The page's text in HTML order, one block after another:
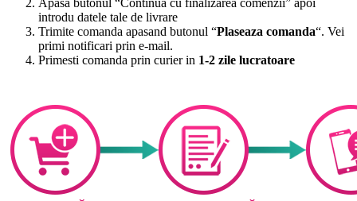
Apasa butonul “Continua cu finalizarea comenzii” apoi
introdu datele tale de livrare
Trimite comanda apasand butonul “Plaseaza comanda“. Vei
primi notificari prin e-mail.
Primesti comanda prin curier in 1-2 zile lucratoare